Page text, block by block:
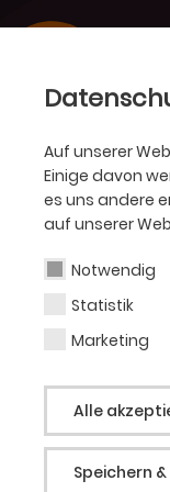
Auf unserer
Einige davon
es uns andere
auf unserer
Notwendig
Statistik
Marketing
Alle
Speichern